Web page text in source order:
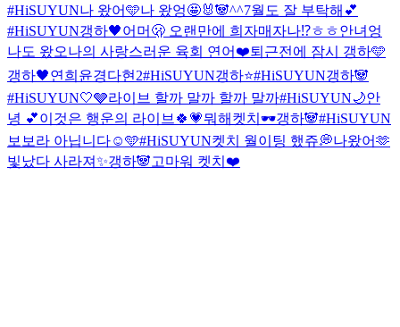
#HiSUYUN나 왔어🩵나 왔엉🤩🐰🐼^^7월도 잘 부탁해💕
#HiSUYUN갱하🖤어머🫢 오랜만에 희자매자나⁉️ㅎㅎ안녀엉
나도 왔오나의 사랑스러운 육회 연어❤️퇴근전에 잠시 갱하🩵
갱하🖤연희윤경다현2#HiSUYUN갱하⭐️#HiSUYUN갱하🐼
#HiSUYUN🤍🩶라이브 할까 말까 할까 말까#HiSUYUN🌙안
녕 💕이것은 행운의 라이브🍀💗뭐해켓치🕶갱하🐼#HiSUYUN
보보라 아닙니다☺️🩵#HiSUYUN켓치 월이팅 했쥬💭나왔어🫶
빛났다 사라져✨갱하🐼고마워 켓치❤️